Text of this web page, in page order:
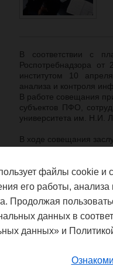
В соответствии с
Роспотребнадзора
институтом 10
анализа и контроля
В работе совещания
субъектов ПФО,
университета им. Н.И.
В ходе совещания
Состоялось
сотрудничестве по
выполнения НИР
атлас Приволжского
округа».
Все участники
электронном
По результатам
файлы cookie и
его работы,
Продолжая
данных в
данных» и